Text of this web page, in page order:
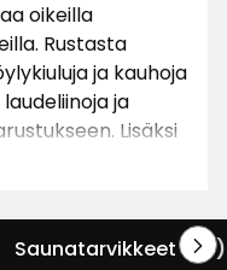
oikeilla
Rustasta
ja kauhoja
ja
Lisäksi
teräksisesti
hankkia
Saunatarvikkeet (71)